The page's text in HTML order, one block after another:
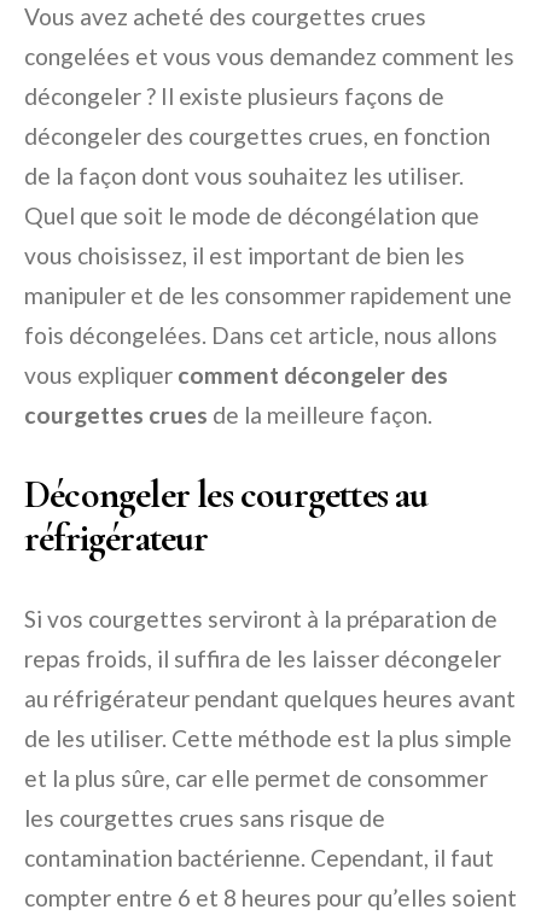
Vous avez acheté des courgettes crues
congelées et vous vous demandez comment les
décongeler ? Il existe plusieurs façons de
décongeler des courgettes crues, en fonction
de la façon dont vous souhaitez les utiliser.
Quel que soit le mode de décongélation que
vous choisissez, il est important de bien les
manipuler et de les consommer rapidement une
fois décongelées. Dans cet article, nous allons
vous expliquer comment décongeler des
courgettes crues de la meilleure façon.
Décongeler les courgettes au
réfrigérateur
Si vos courgettes serviront à la préparation de
repas froids, il suffira de les laisser décongeler
au réfrigérateur pendant quelques heures avant
de les utiliser. Cette méthode est la plus simple
et la plus sûre, car elle permet de consommer
les courgettes crues sans risque de
contamination bactérienne. Cependant, il faut
compter entre 6 et 8 heures pour qu’elles soient